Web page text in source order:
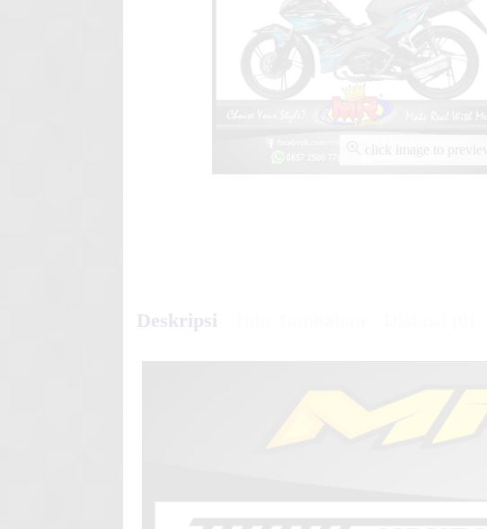
SCOOPY NEW Spongebob
D-TRACKER SLASH ORANGE
click image to preview
Deskripsi